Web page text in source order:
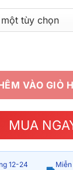
Obsid RGBIC
VÀO GIỎ
MUA
12-24